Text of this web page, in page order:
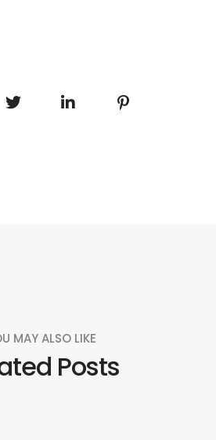
MAY ALSO LIKE
Posts